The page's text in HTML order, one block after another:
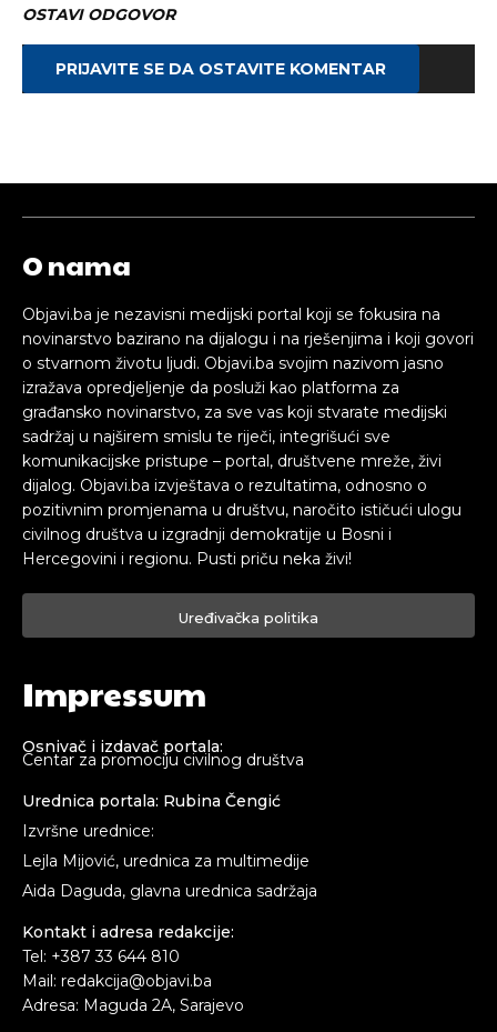
OSTAVI ODGOVOR
PRIJAVITE SE DA OSTAVITE KOMENTAR
O nama
Objavi.ba je nezavisni medijski portal koji se fokusira na
novinarstvo bazirano na dijalogu i na rješenjima i koji govori
o stvarnom životu ljudi. Objavi.ba svojim nazivom jasno
izražava opredjeljenje da posluži kao platforma za
građansko novinarstvo, za sve vas koji stvarate medijski
sadržaj u najširem smislu te riječi, integrišući sve
komunikacijske pristupe – portal, društvene mreže, živi
dijalog. Objavi.ba izvještava o rezultatima, odnosno o
pozitivnim promjenama u društvu, naročito ističući ulogu
civilnog društva u izgradnji demokratije u Bosni i
Hercegovini i regionu. Pusti priču neka živi!
Uređivačka politika
Impressum
Osnivač i izdavač portala:
Centar za promociju civilnog društva
Urednica portala: Rubina Čengić
Izvršne urednice:
Lejla Mijović, urednica za multimedije
Aida Daguda, glavna urednica sadržaja
Kontakt i adresa redakcije:
Tel: +387 33 644 810
Mail: redakcija@objavi.ba
Adresa: Maguda 2A, Sarajevo